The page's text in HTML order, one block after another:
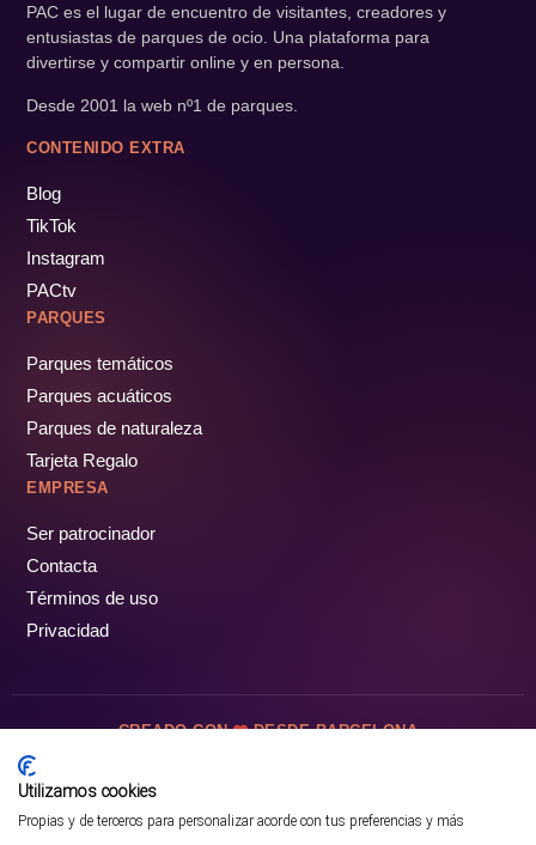
PAC es el lugar de encuentro de visitantes, creadores y
entusiastas de parques de ocio. Una plataforma para
divertirse y compartir online y en persona.
Desde 2001 la web nº1 de parques.
CONTENIDO EXTRA
Blog
TikTok
Instagram
PACtv
PARQUES
Parques temáticos
Parques acuáticos
Parques de naturaleza
Tarjeta Regalo
EMPRESA
Ser patrocinador
Contacta
Términos de uso
Privacidad
CREADO CON DESDE BARCELONA
Utilizamos cookies
Propias y de terceros para personalizar acorde con tus preferencias y más